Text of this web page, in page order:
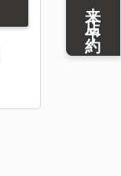
来店予約